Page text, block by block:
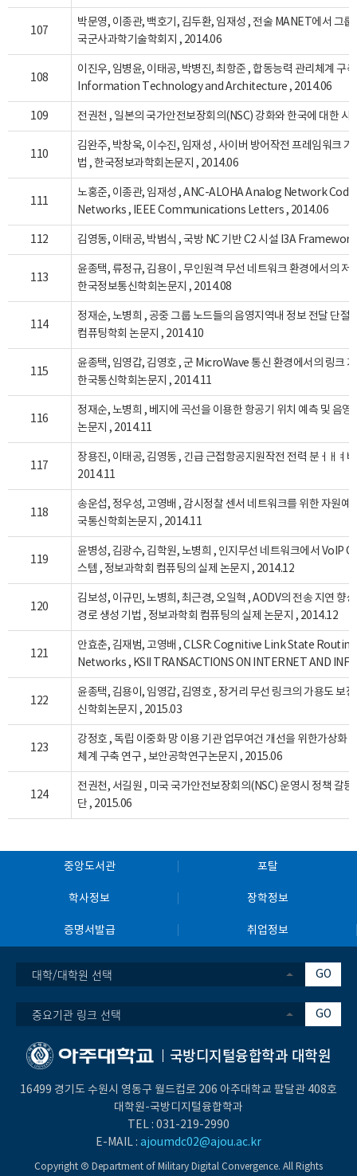
107
박문영, 이종관, 백호기, 김두환, 임재성 , 전술 MANET에서 그
국군사과학기술학회지 , 2014.06
108
이진우, 임병윤, 이태공, 박병진, 최항준 , 합동능력 관리체계 구
Information Technology and Architecture , 2014.06
109 전권천 , 일본의 국가안전보장회의(NSC) 강화와 한국에 대한 시
110
김완주, 박창욱, 이수진, 임재성 , 사이버 방어작전 프레임워크
법 , 한국정보과학회논문지 , 2014.06
111
노홍준, 이종관, 임재성 , ANC-ALOHA Analog Network
Networks , IEEE Communications Letters , 2014.06
112 김영동, 이태공, 박범식 , 국방 NC 기반 C2 시설 I3A
113
윤종택, 류정규, 김용이 , 무인원격 무선 네트워크 환경에서의 저
한국정보통신학회논문지 , 2014.08
114
정재순, 노병희 , 공중 그룹 노드들의 음영지역내 정보 전달 단절
컴퓨팅학회 논문지 , 2014.10
115
윤종택, 임영갑, 김영호 , 군 MicroWave 통신 환경에서의 링크
한국통신학회논문지 , 2014.11
116
정재순, 노병희 , 베지에 곡선을 이용한 항공기 위치 예측 및 음
논문지 , 2014.11
117
장용진, 이태공, 김영동 , 긴급 근접항공지원작전 전력 분ㅓㅐㅕ
2014.11
118
송운섭, 정우성, 고영배 , 감시정찰 센서 네트워크를 위한 자원예
국통신학회논문지 , 2014.11
119
윤병성, 김광수, 김학원, 노병희 , 인지무선 네트워크에서 VoIP
스템 , 정보과학회 컴퓨팅의 실제 논문지 , 2014.12
120
김보성, 이규민, 노병희, 최근경, 오일혁 , AODV의 전송 지연 향
경로 생성 기법 , 정보과학회 컴퓨팅의 실제 논문지 , 2014.12
121
안효춘, 김재범, 고영배 , CLSR: Cognitive Link State
Networks , KSII TRANSACTIONS ON INTERNET AND
122
윤종택, 김용이, 임영갑, 김영호 , 장거리 무선 링크의 가용도 보
신학회논문지 , 2015.03
123
강정호 , 독립 이중화 망 이용 기관 업무여건 개선을 위한가상화
체계 구축 연구 , 보안공학연구논문지 , 2015.06
124
전권천, 서길원 , 미국 국가안전보장회의(NSC) 운영시 정책 갈
단 , 2015.06
중앙도서관 포탈
학사정보 장학정보
증명서발급 취업정보
대학/대학원 선택 GO
중요기관 링크 선택 GO
국방디지털융합학과 대학원
16499 경기도 수원시 영동구 월드컵로 206 아주대학교 팔달관 408호
대학원-국방디지털융합학과
TEL : 031-219-2990
E-MAIL : ajoumdc02@ajou.ac.kr
Copyright Ⓒ Department of Military Digital Convergence. All Rights